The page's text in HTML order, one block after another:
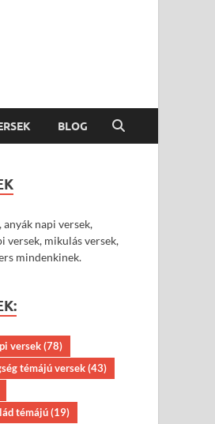
BLOG
anyák napi versek,
versek, mikulás versek,
mindenkinek.
versek(78)
témájú versek(43)
témájú(19)